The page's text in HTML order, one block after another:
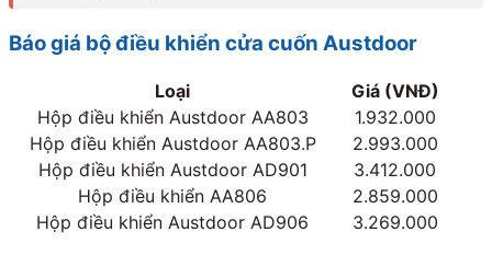
Báo giá bộ điều khiển cửa cuốn Austdoor
Loại
Giá (VNĐ)
Hộp điều khiển Austdoor AA803
1.932.000
Hộp điều khiển Austdoor AA803.P
2.993.000
Hộp điều khiển Austdoor AD901
3.412.000
Hộp điều khiển AA806
2.859.000
Hộp điều khiển Austdoor AD906
3.269.000